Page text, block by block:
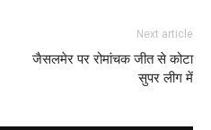
Next article
जैसलमेर पर रोमांचक जीत से कोटा
सुपर लीग में